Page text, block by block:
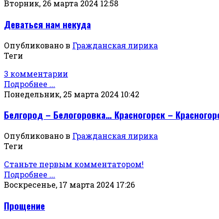
Вторник, 26 марта 2024 12:58
Деваться нам некуда
Опубликовано в Гражданская лирика
Теги
3 комментарии
Подробнее ...
Понедельник, 25 марта 2024 10:42
Белгород – Белогоровка… Красногорск –
Опубликовано в Гражданская лирика
Теги
Станьте первым комментатором!
Подробнее ...
Воскресенье, 17 марта 2024 17:26
Прощение